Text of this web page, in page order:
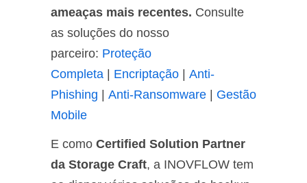
ameaças mais recentes. Consulte
as soluções do nosso
parceiro: Proteção
Completa
Encriptação
Anti-
Phishing
Anti-Ransomware
Gestão
Mobile
E como Certified Solution Partner
da Storage Craft, a INOVFLOW tem